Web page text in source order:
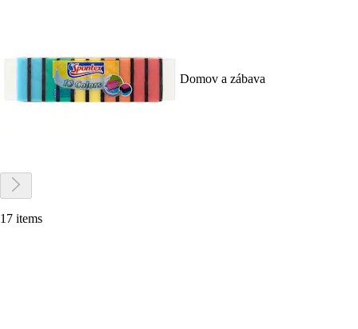
Domov a zábava
17 items